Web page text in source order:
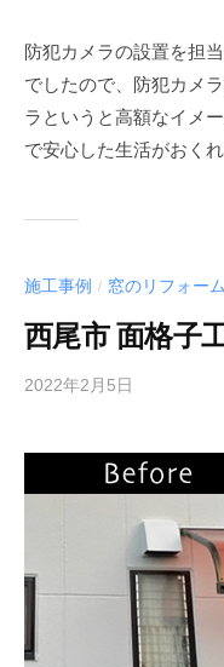
防犯カメラの設置を担
でしたので、防犯カメ
ラというと高額なイメ
で安心した生活がおく
施工事例 / 窓のリフォーム
西尾市 面格子
2022年2月5日
c
3
1
2